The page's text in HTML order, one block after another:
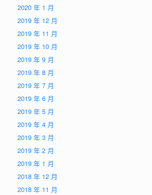
2020 年 1 月
2019 年 12 月
2019 年 11 月
2019 年 10 月
2019 年 9 月
2019 年 8 月
2019 年 7 月
2019 年 6 月
2019 年 5 月
2019 年 4 月
2019 年 3 月
2019 年 2 月
2019 年 1 月
2018 年 12 月
2018 年 11 月